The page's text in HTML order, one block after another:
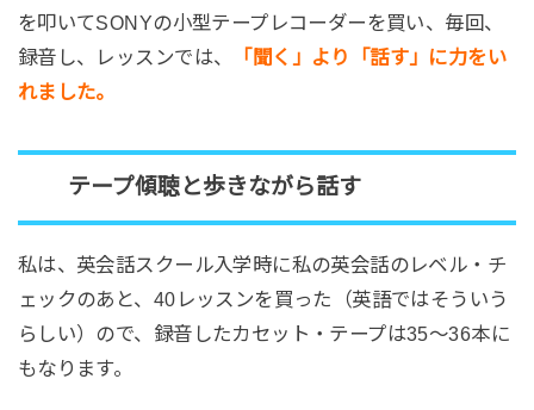
を叩いてSONYの小型テープレコーダーを買い、毎回、
録音し、レッスンでは、
「聞く」より「話す」に力をい
れました。
テープ傾聴と歩きながら話す
私は、英会話スクール入学時に私の英会話のレベル・チ
ェックのあと、40レッスンを買った（英語ではそういう
らしい）ので、録音したカセット・テープは35～36本に
もなります。